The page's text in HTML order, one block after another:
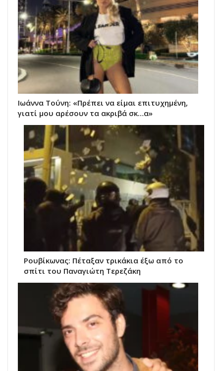
Ιωάννα Τούνη: «Πρέπει να είμαι επιτυχημένη,
γιατί μου αρέσουν τα ακριβά σκ…α»
Ρουβίκωνας: Πέταξαν τρικάκια έξω από το
σπίτι του Παναγιώτη Τερεζάκη